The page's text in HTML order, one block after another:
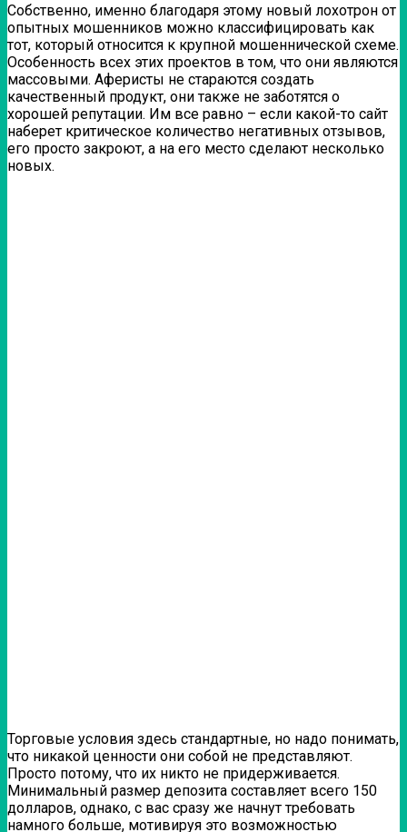
Собственно, именно благодаря этому новый лохотрон от
опытных мошенников можно классифицировать как
тот, который относится к крупной мошеннической схеме.
Особенность всех этих проектов в том, что они являются
массовыми. Аферисты не стараются создать
качественный продукт, они также не заботятся о
хорошей репутации. Им все равно – если какой-то сайт
наберет критическое количество негативных отзывов,
его просто закроют, а на его место сделают несколько
новых.
Торговые условия здесь стандартные, но надо понимать,
что никакой ценности они собой не представляют.
Просто потому, что их никто не придерживается.
Минимальный размер депозита составляет всего 150
долларов, однако, с вас сразу же начнут требовать
намного больше, мотивируя это возможностью